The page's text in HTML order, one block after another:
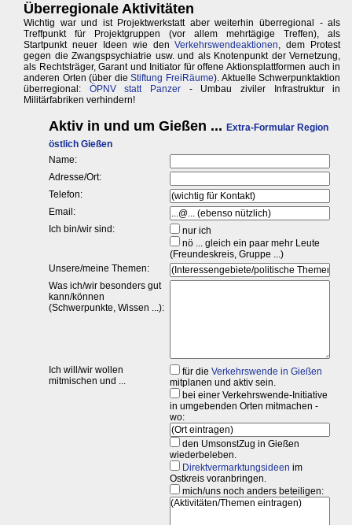
Überregionale Aktivitäten
Wichtig war und ist Projektwerkstatt aber weiterhin überregional - als
Treffpunkt für Projektgruppen (vor allem mehrtägige Treffen), als
Startpunkt neuer Ideen wie denVerkehrswendeaktionen, dem Protest
gegen die Zwangspsychiatrie usw. und als Knotenpunkt der Vernetzung,
als Rechtsträger, Garant und Initiator für offene Aktionsplattformen auch in
anderen Orten (über dieStiftung FreiRäume). Aktuelle Schwerpunktaktion
überregional: ÖPNV statt Panzer- Umbau ziviler Infrastruktur in
Militärfabriken verhindern!